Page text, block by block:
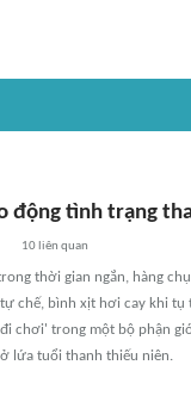
động tình trạng
10 liên quan
thời gian ngắn, hàng
chế, bình xịt hơi cay khi tụ
chơi' trong một bộ phận
ở lứa tuổi thanh thiếu niên.